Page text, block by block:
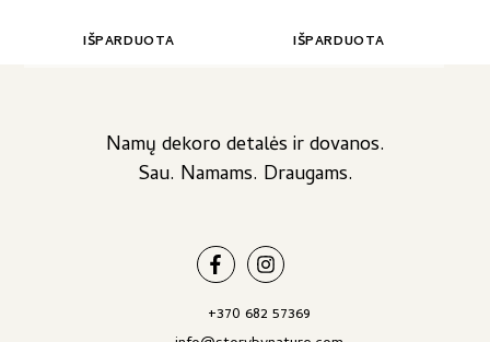
IŠPARDUOTA IŠPARDUOTA
Namų dekoro detalės ir dovanos.
Sau. Namams. Draugams.
+370 682 57369